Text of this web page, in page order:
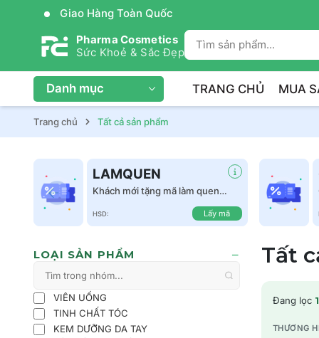
Giao Hàng Toàn Quốc
Pharma Cosmetics
Sức Khoẻ & Sắc Đẹp
Danh mục TRANG CHỦ MUA
Trang chủ Tất cả sản phẩm
LAMQUEN
Khách mới tặng mã làm quen
HSD: Lấy mã
LOẠI SẢN PHẨM
VIÊN UỐNG
TINH CHẤT TÓC
KEM DƯỠNG DA TAY
Tất
Đang lọc 1
THƯƠNG